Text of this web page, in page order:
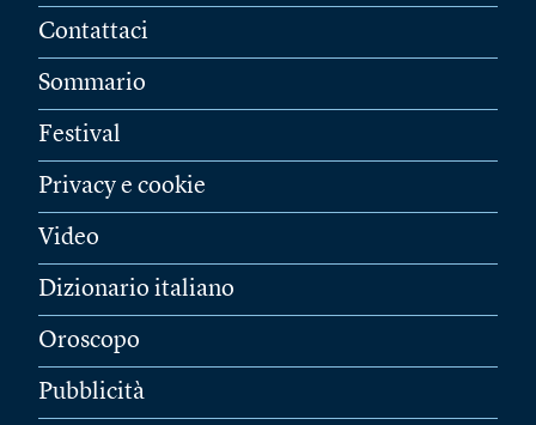
Contattaci
Sommario
Festival
Privacy e cookie
Video
Dizionario italiano
Oroscopo
Pubblicità